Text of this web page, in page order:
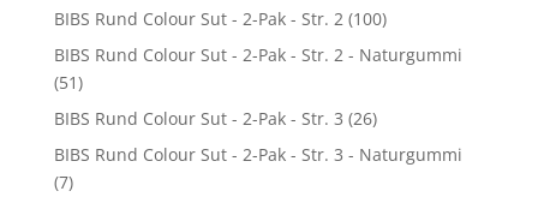
BIBS Rund Colour Sut - 2-Pak - Str. 2 (100)
BIBS Rund Colour Sut - 2-Pak - Str. 2 - Naturgummi
(51)
BIBS Rund Colour Sut - 2-Pak - Str. 3 (26)
BIBS Rund Colour Sut - 2-Pak - Str. 3 - Naturgummi
(7)